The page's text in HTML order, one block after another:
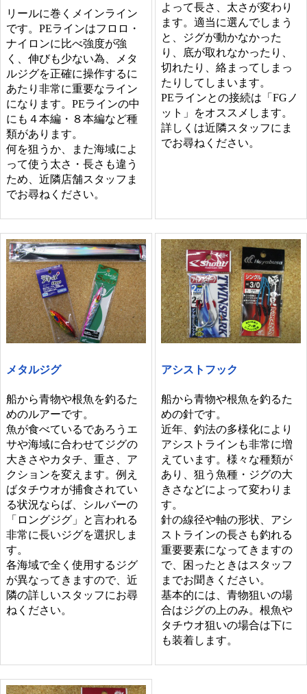
リールに巻くメインライン
です。PEラインはフロロ・
ナイロンに比べ強度が強
く、伸びも少ない為、メタ
ルジグを正確に操作するに
あたり非常に重要なライン
になります。PEラインの中
にも４本編・８本編など種
類があります。
何を狙うか、また海域によ
って使う太さ・長さも違う
ため、近隣店舗スタッフま
でお尋ねください。
よって長さ、太さが変わり
ます。適当に選んでしまう
と、ジグが動かなかった
り、底が取れなかったり、
切れたり、絡まってしまっ
たりしてしまいます。
PEラインとの接続は「FGノ
ット」をオススメします。
詳しくは近隣スタッフにま
でお尋ねください。
メタルジグ
船から青物や根魚を釣るた
めのルアーです。
魚が食べているであろうエ
サや海域に合わせてジグの
大きさやカタチ、重さ、ア
クションを変えます。例え
ばタチウオが捕食されてい
る状況ならば、シルバーの
「ロングジグ」と言われる
非常に長いジグを選択しま
す。
各海域で全く使用するジグ
が異なってきますので、近
隣の詳しいスタッフにお尋
ねください。
アシストフック
船から青物や根魚を釣るた
めの針です。
近年、釣法の多様化により
アシストラインも非常に増
えています。様々な種類が
あり、狙う魚種・ジグの大
きさなどによって変わりま
す。
針の線径や軸の形状、アシ
ストラインの長さも釣れる
重要要素になってきますの
で、困ったときはスタッフ
までお聞きください。
基本的には、青物狙いの場
合はジグの上のみ。根魚や
タチウオ狙いの場合は下に
も装着します。